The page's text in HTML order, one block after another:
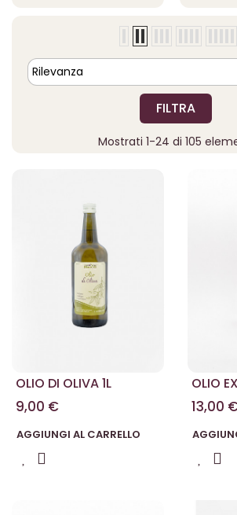
Rilevanza
FILTRA
Mostrati 1-24 di 105
OLIO DI OLIVA 1L
9,00 €
AGGIUNGI AL CARRELLO
OLIO
OLIVA 1
13,00